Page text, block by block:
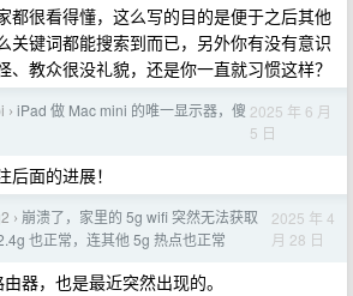
都很看得懂，这么写的目的是便于之后其他
关键词都能搜索到而已，另外你有没有意识
、教众很没礼貌，还是你一直就习惯这样？
› iPad 做 Mac mini 的唯一显示器，傻 2025 年 6 月
5 日
面的进展！
› 崩溃了，家里的 5g wifi 突然无法获取
也正常，连其他 5g 热点也正常
2025 年 4
月 28 日
器，也是最近突然出现的。